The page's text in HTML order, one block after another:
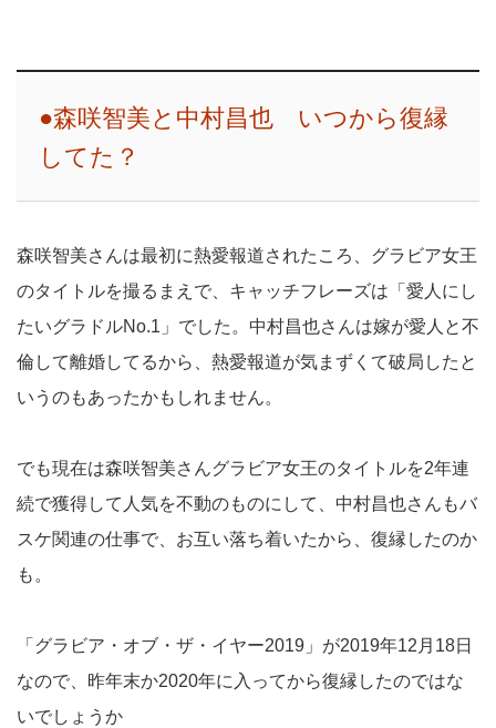
●森咲智美と中村昌也 いつから復縁
してた？
森咲智美さんは最初に熱愛報道されたころ、グラビア女王
のタイトルを撮るまえで、キャッチフレーズは「愛人にし
たいグラドルNo.1」でした。中村昌也さんは嫁が愛人と不
倫して離婚してるから、熱愛報道が気まずくて破局したと
いうのもあったかもしれません。
でも現在は森咲智美さんグラビア女王のタイトルを2年連
続で獲得して人気を不動のものにして、中村昌也さんもバ
スケ関連の仕事で、お互い落ち着いたから、復縁したのか
も。
「グラビア・オブ・ザ・イヤー2019」が2019年12月18日
なので、昨年末か2020年に入ってから復縁したのではな
いでしょうか